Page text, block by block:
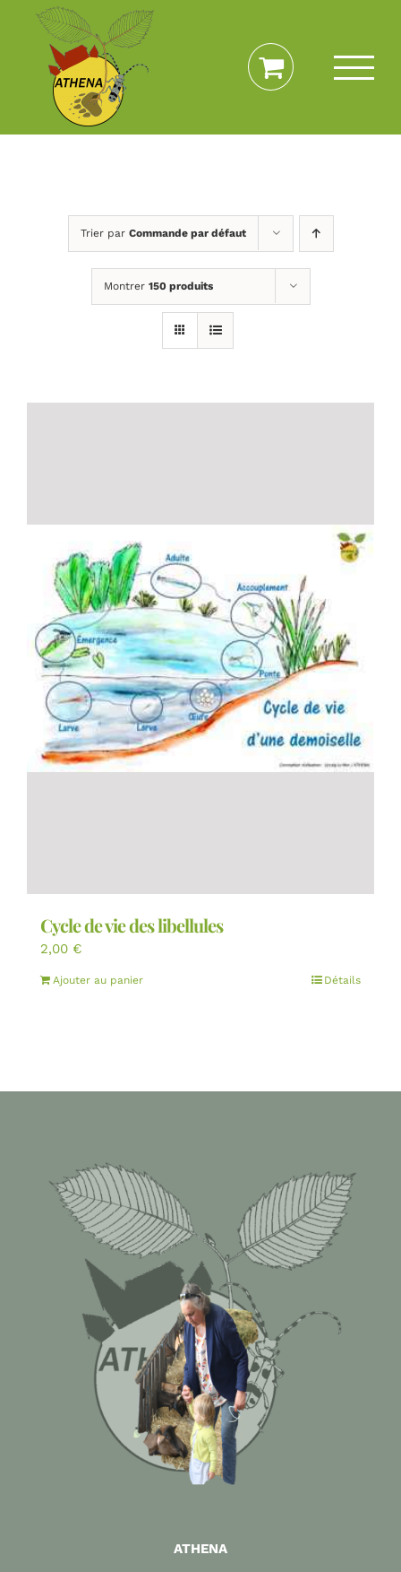
Passer
contenu
Trier par Commande par défaut
Montrer 150 produits
Cycle de vie des libellules
2,00 €
Ajouter au panier Détails
ATHENA